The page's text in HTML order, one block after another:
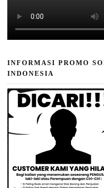
INFORMASI PROMO
INDONESIA